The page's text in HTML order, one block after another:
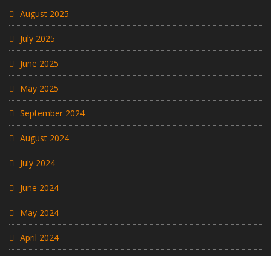
August 2025
July 2025
June 2025
May 2025
September 2024
August 2024
July 2024
June 2024
May 2024
April 2024